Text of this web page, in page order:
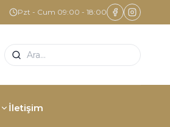
Pzt - Cum 09:00 - 18:00
İletişim